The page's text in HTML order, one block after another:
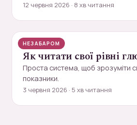
12 червня 2026 · 8 хв читання
НЕЗАБАРОМ
ДІАБЕТ
Як читати свої рівні
Проста система, щоб зрозуміти
показники.
3 червня 2026 · 5 хв читання